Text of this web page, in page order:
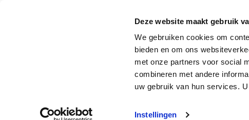
Deze website maakt gebruik
We gebruiken cookies om
bieden en om ons
met onze partners voor social
combineren met andere
uw gebruik van hun services.
Instellingen